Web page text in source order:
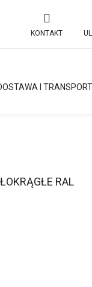
KONTAKT
I TRANSPORT
RAL